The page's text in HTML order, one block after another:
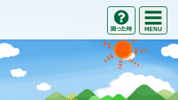
津よつば
困った時